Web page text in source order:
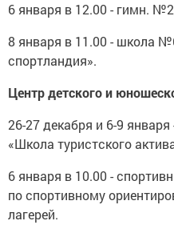
6 января в 12.00 - гимн.
8 января в 11.00 - школа
спортландия».
Центр детского и
26-27 декабря и 6-9
«Школа туристского
6 января в 10.00 -
по спортивному
лагерей.